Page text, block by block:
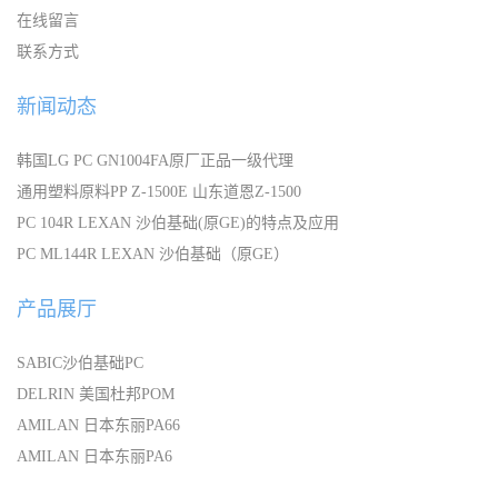
在线留言
联系方式
新闻动态
韩国LG PC GN1004FA原厂正品一级代理
通用塑料原料PP Z-1500E 山东道恩Z-1500
PC 104R LEXAN 沙伯基础(原GE)的特点及应用
PC ML144R LEXAN 沙伯基础（原GE）
产品展厅
SABIC沙伯基础PC
DELRIN 美国杜邦POM
AMILAN 日本东丽PA66
AMILAN 日本东丽PA6